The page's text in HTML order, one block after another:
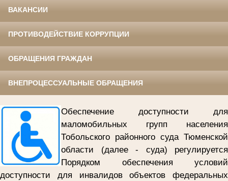
ВАКАНСИИ
ПРОТИВОДЕЙСТВИЕ КОРРУПЦИИ
ОБРАЩЕНИЯ ГРАЖДАН
ВНЕПРОЦЕССУАЛЬНЫЕ ОБРАЩЕНИЯ
Обеспечение доступности для
маломобильных групп населения
Тобольского районного суда Тюменской
области (далее - суда) регулируется
Порядком обеспечения условий
доступности для инвалидов объектов федеральных